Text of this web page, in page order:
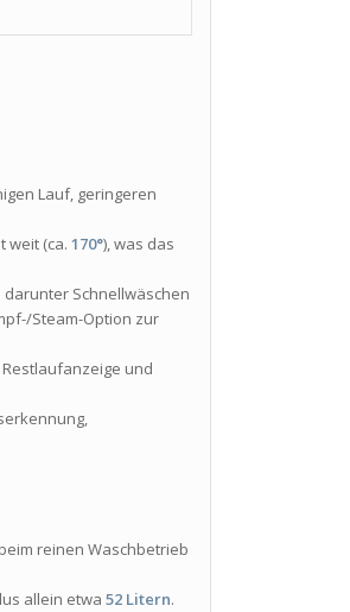
Lauf, geringeren
weit (ca.170°), was das
Schnellwäschen
Steam-Option zur
und
reinen Waschbetrieb
allein etwa52 Litern.